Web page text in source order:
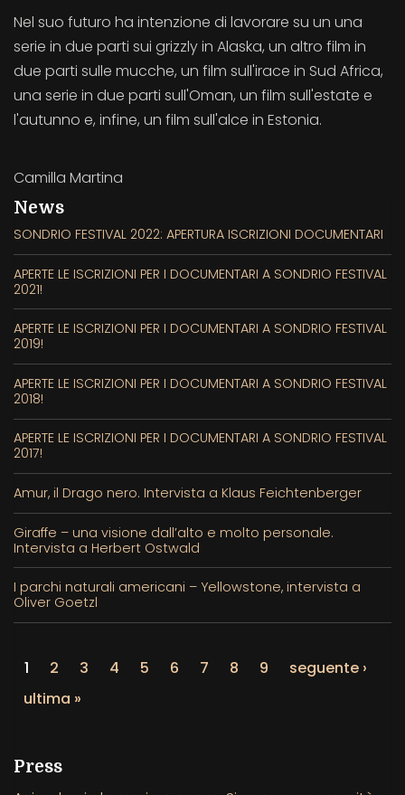
Nel suo futuro ha intenzione di lavorare su un una
serie in due parti sui grizzly in Alaska, un altro film in
due parti sulle mucche, un film sull'irace in Sud Africa,
una serie in due parti sull'Oman, un film sull'estate e
l'autunno e, infine, un film sull'alce in Estonia.
Camilla Martina
News
SONDRIO FESTIVAL 2022: APERTURA ISCRIZIONI DOCUMENTARI
APERTE LE ISCRIZIONI PER I DOCUMENTARI A SONDRIO FESTIVAL
2021!
APERTE LE ISCRIZIONI PER I DOCUMENTARI A SONDRIO FESTIVAL
2019!
APERTE LE ISCRIZIONI PER I DOCUMENTARI A SONDRIO FESTIVAL
2018!
APERTE LE ISCRIZIONI PER I DOCUMENTARI A SONDRIO FESTIVAL
2017!
Amur, il Drago nero. Intervista a Klaus Feichtenberger
Giraffe – una visione dall’alto e molto personale.
Intervista a Herbert Ostwald
I parchi naturali americani – Yellowstone, intervista a
Oliver Goetzl
1 2 3 4 5 6 7 8 9
seguente ›
ultima »
Press